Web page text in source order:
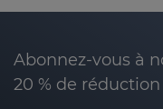
Abonnez-vous à
20 % de